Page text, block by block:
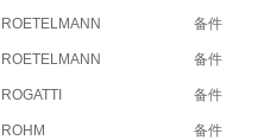
ROETELMANN 备件
ROETELMANN 备件
ROGATTI 备件
ROHM 备件